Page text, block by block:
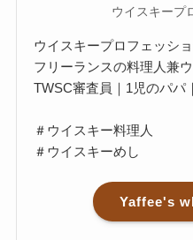
ウイスキープ
ウイスキープロフェッシ
フリーランスの料理人兼
TWSC審査員｜1児のパパ｜
＃ウイスキー料理人
＃ウイスキーめし
Yaffee's